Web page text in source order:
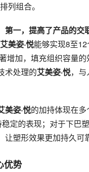
列组合。
第一，提高了产品的交
艾美姿·悦能够实现8至12
增加，填充组织容量
术处理的艾美姿·悦，
美姿·悦的加持体现在
定的表现；对于下巴
塑形效果更加持久可
优势